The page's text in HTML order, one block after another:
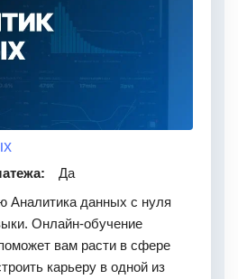
Да
Аналитика данных с нуля
Онлайн-обучение
вам расти в сфере
карьеру в одной из